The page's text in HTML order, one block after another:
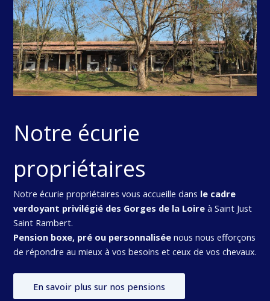
Notre écurie
propriétaires
Notre écurie propriétaires vous accueille dans le cadre
verdoyant privilégié des Gorges de la Loireà Saint Just
Saint Rambert.
Pension boxe, pré ou personnaliséenous nous efforçons
de répondre au mieux à vos besoins et ceux de vos chevaux.
En savoir plus sur nos pensions